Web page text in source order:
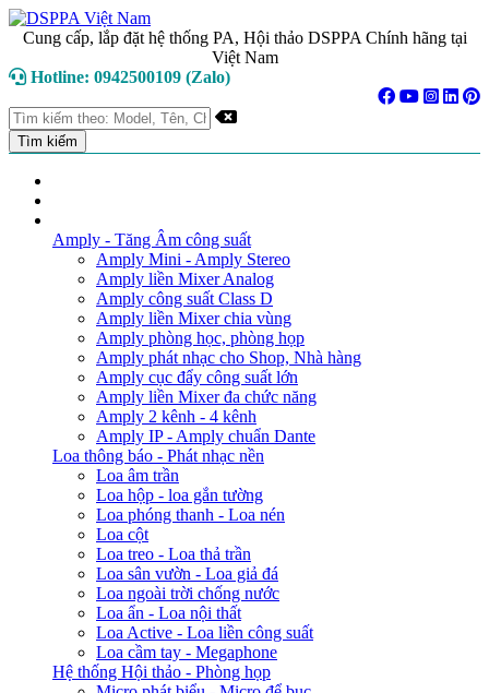
Cung cấp, lắp đặt hệ thống PA, Hội thảo DSPPA Chính hãng tại
Việt Nam
Hotline: 0942500109 (Zalo)
Amply - Tăng Âm công suất
Amply Mini - Amply Stereo
Amply liền Mixer Analog
Amply công suất Class D
Amply liền Mixer chia vùng
Amply phòng học, phòng họp
Amply phát nhạc cho Shop, Nhà hàng
Amply cục đẩy công suất lớn
Amply liền Mixer đa chức năng
Amply 2 kênh - 4 kênh
Amply IP - Amply chuẩn Dante
Loa thông báo - Phát nhạc nền
Loa âm trần
Loa hộp - loa gắn tường
Loa phóng thanh - Loa nén
Loa cột
Loa treo - Loa thả trần
Loa sân vườn - Loa giả đá
Loa ngoài trời chống nước
Loa ẩn - Loa nội thất
Loa Active - Loa liền công suất
Loa cầm tay - Megaphone
Hệ thống Hội thảo - Phòng họp